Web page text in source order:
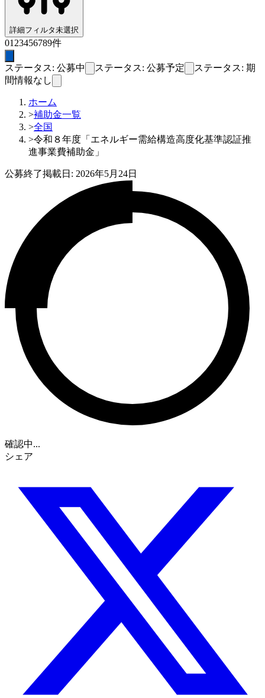
詳細フィルタ未選択
01 23456789件
ステータス: 公募中 ステータス: 公募予定
ステータス: 期
間情報なし
ホーム
>補助金一覧
>全国
>令和８年度「エネルギー需給構造高度化基準認証推
進事業費補助金」
公募終了掲載日: 2026年5月24日
確認中...
シェア